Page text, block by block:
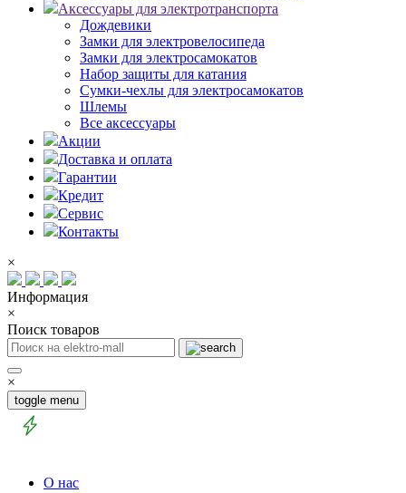
Аксессуары для электротранспорта
Дождевики
Замки для электровелосипеда
Замки для электросамокатов
Набор защиты для катания
Сумки-чехлы для электросамокатов
Шлемы
Все аксессуары
Акции
Доставка и оплата
Гарантии
Кредит
Сервис
Контакты
×
Информация
×
Поиск товаров
×
toggle menu
О нас